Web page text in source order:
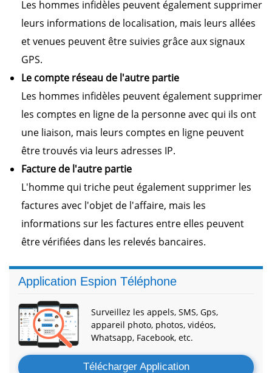
Les hommes infidèles peuvent également supprimer
leurs informations de localisation, mais leurs allées
et venues peuvent être suivies grâce aux signaux
GPS.
Le compte réseau de l'autre partie
Les hommes infidèles peuvent également supprimer
les comptes en ligne de la personne avec qui ils ont
une liaison, mais leurs comptes en ligne peuvent
être trouvés via leurs adresses IP.
Facture de l'autre partie
L'homme qui triche peut également supprimer les
factures avec l'objet de l'affaire, mais les
informations sur les factures entre elles peuvent
être vérifiées dans les relevés bancaires.
Application Espion Téléphone
Surveillez les appels, SMS, Gps,
appareil photo, photos, vidéos,
Whatsapp, Facebook, etc.
Télécharger Application